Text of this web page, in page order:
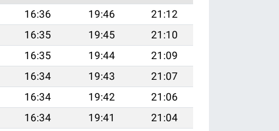
16:36 19:46
21:12
16:35 19:45
21:10
16:35 19:44
21:09
16:34 19:43
21:07
16:34 19:42
21:06
16:34 19:41
21:04